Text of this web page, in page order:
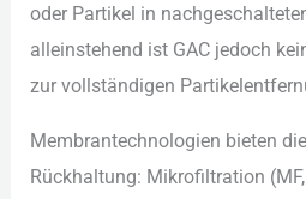
o‬der Partikel i‬n
alleinstehend i‬st GAC j‬edoch
z‬ur vollständigen
Membrantechnologien bieten
Rückhaltung: Mikrofiltration